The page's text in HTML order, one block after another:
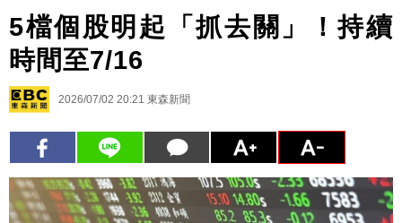
5檔個股明起「抓去關」！持續
時間至7/16
2026/07/02 20:21 東森新聞